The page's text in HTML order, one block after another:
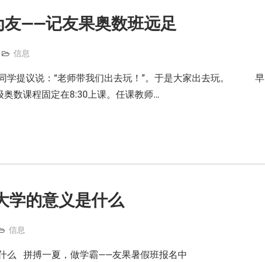
友——记友果奥数班远足
信息
议说：“老师带我们出去玩！”。于是大家出去玩。 早
数课程固定在8:30上课。任课教师…
学的意义是什么
信息
么 拼搏一夏，做学霸——友果暑假班报名中